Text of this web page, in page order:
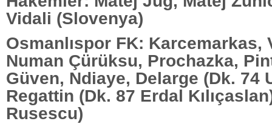
Vidali (Slovenya)
Osmanlıspor FK: Karcemarkas,
Numan Çürüksu, Prochazka,
Güven, Ndiaye, Delarge (Dk. 74
Regattin (Dk. 87 Erdal
Rusescu)